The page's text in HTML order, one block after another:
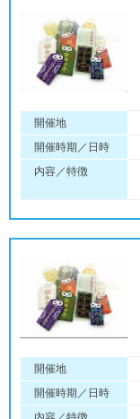
開催地
開催時期／日時
内容／特徴
開催地
開催時期／日時